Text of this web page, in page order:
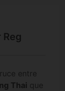
entre
Thai que